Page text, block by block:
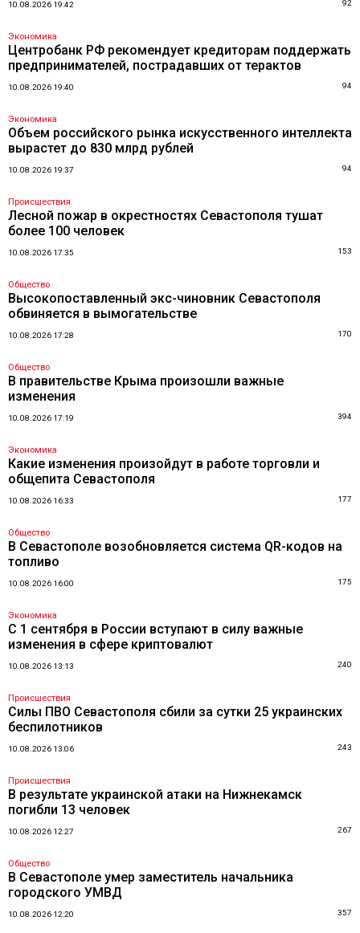
10.08.2026 19:42 92
Экономика
Центробанк РФ рекомендует кредиторам поддержать
предпринимателей, пострадавших от терактов
10.08.2026 19:40 94
Экономика
Объем российского рынка искусственного интеллекта
вырастет до 830 млрд рублей
10.08.2026 19:37 94
Происшествия
Лесной пожар в окрестностях Севастополя тушат
более 100 человек
10.08.2026 17:35 153
Общество
Высокопоставленный экс-чиновник Севастополя
обвиняется в вымогательстве
10.08.2026 17:28 170
Общество
В правительстве Крыма произошли важные
изменения
10.08.2026 17:19 394
Экономика
Какие изменения произойдут в работе торговли и
общепита Севастополя
10.08.2026 16:33 177
Общество
В Севастополе возобновляется система QR-кодов на
топливо
10.08.2026 16:00 175
Экономика
С 1 сентября в России вступают в силу важные
изменения в сфере криптовалют
10.08.2026 13:13 240
Происшествия
Силы ПВО Севастополя сбили за сутки 25 украинских
беспилотников
10.08.2026 13:06 243
Происшествия
В результате украинской атаки на Нижнекамск
погибли 13 человек
10.08.2026 12:27 267
Общество
В Севастополе умер заместитель начальника
городского УМВД
10.08.2026 12:20 357